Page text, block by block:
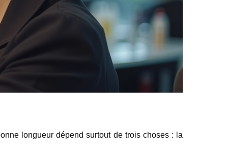
longueur dépend surtout de trois choses : la